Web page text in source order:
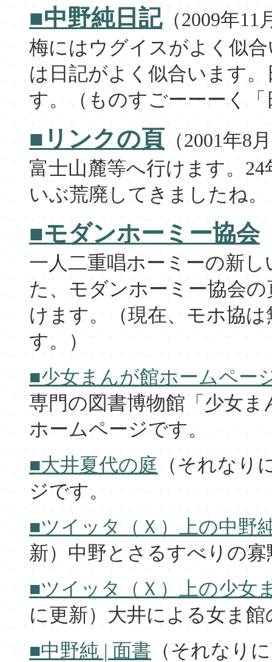
■中野純日記（2009年11
梅にはウグイスがよく似
は日記がよく似合います
す。（ものすごーーーく
■リンクの頁（2001年8
富士山麓等へ行けます。
いぶ荒廃してきましたね。
■モダンホーミー協会
一人二重唱ホーミーの新
た、モダンホーミー協会
けます。（現在、モホ協
す。）
■少女まんが館ホームペー
専門の図書博物館「少女
ホームページです。
■大井夏代の庭（それなり
ジです。
■ツイッタ（Ｘ）上の中野
新）中野とさるすべりの
■ツイッタ（Ｘ）上の少女
に更新）大井による女ま
■中野純 | 面書 （それなり